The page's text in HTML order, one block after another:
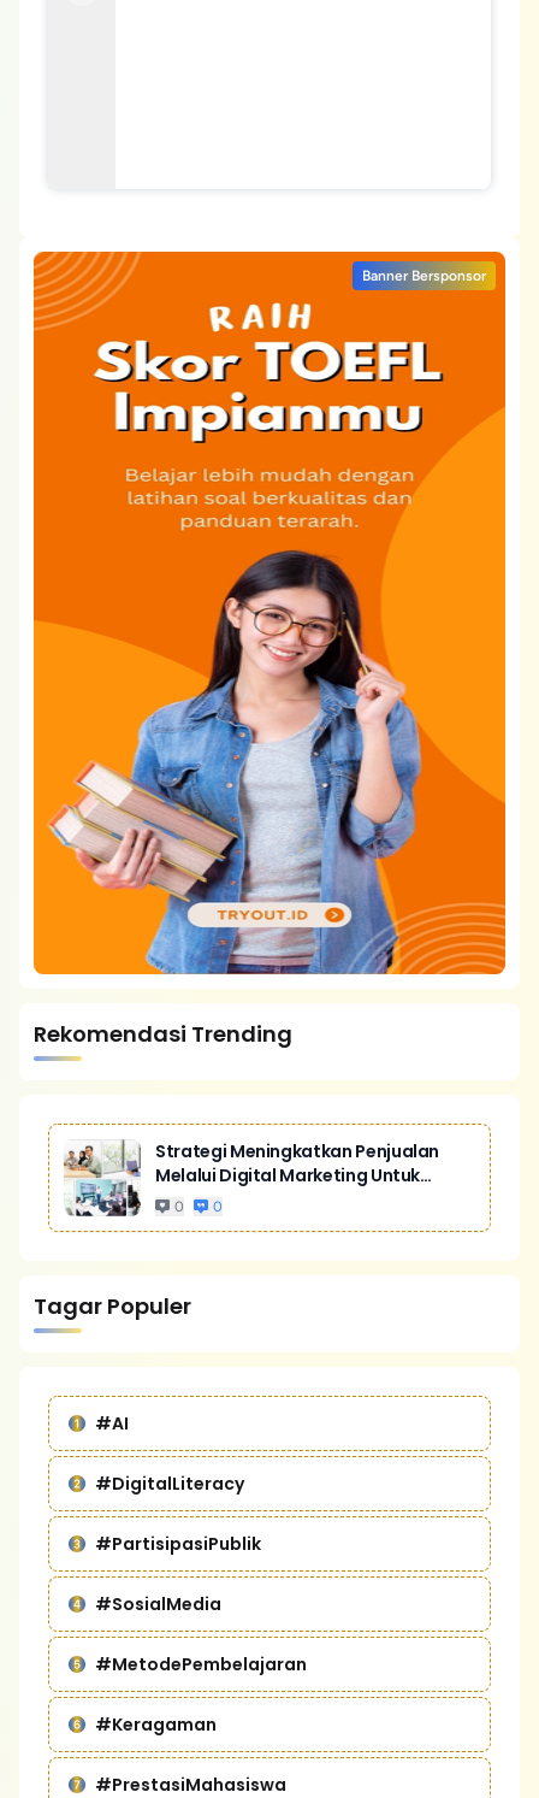
Banner Bersponsor
Rekomendasi Trending
Strategi Meningkatkan Penjualan
Melalui Digital Marketing Untuk
Bisnis Yang Lebih Kompetitif
0 0
Tagar Populer
#AI
#DigitalLiteracy
#PartisipasiPublik
#SosialMedia
#MetodePembelajaran
#Keragaman
#PrestasiMahasiswa